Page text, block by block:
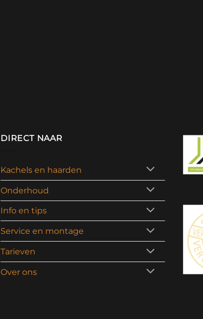
DIRECT NAAR
Kachels en haarden
Onderhoud
Info en tips
Service en montage
Tarieven
Over ons